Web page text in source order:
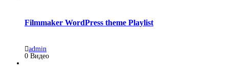
Filmmaker WordPress theme Playlist
admin
0 Видео